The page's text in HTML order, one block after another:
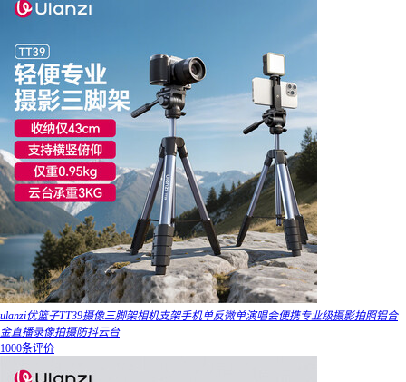
ulanzi优篮子TT39摄像三脚架相机支架手机单反微单演唱会便携专业级摄影拍照铝合
金直播录像拍摄防抖云台
1000条评价